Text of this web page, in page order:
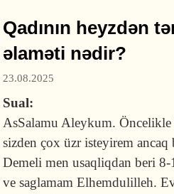
Qadının heyzdən
əlaməti nədir?
23.08.2025
Sual:
AsSalamu Aleykum.
sizden çox üzr isteyirem
Demeli men usaqliqdan beri
ve saglamam Elhemdulilleh.